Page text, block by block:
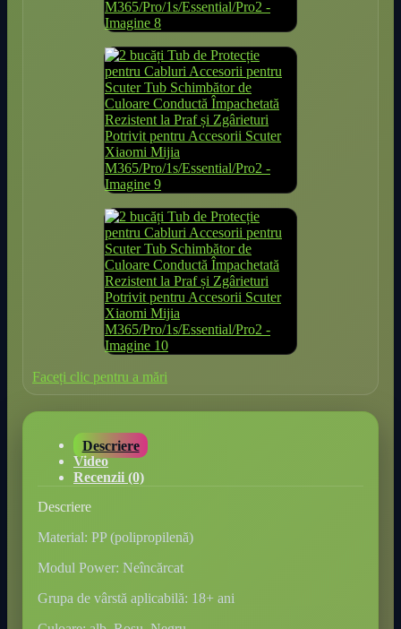
Faceți clic pentru a mări
Descriere
Video
Recenzii (0)
Descriere
Material: PP (polipropilenă)
Modul Power: Neîncărcat
Grupa de vârstă aplicabilă: 18+ ani